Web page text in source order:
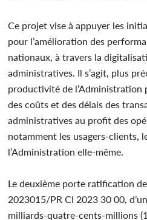
Ce projet vise à appuyer les
pour l’amélioration des
nationaux, à travers la
administratives. Il s’agit, plus
productivité de l’Administration
des coûts et des délais des
administratives au profit des
notamment les usagers-clients,
l’Administration elle-même.
Le deuxième porte ratification
2023015/PR CI 2023 30 00,
milliards-quatre-cents-millions